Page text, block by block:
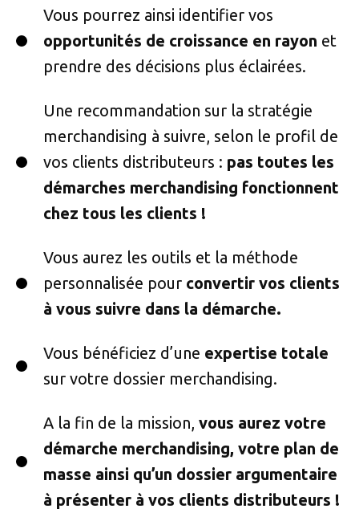
Vous pourrez ainsi identifier vos
opportunités de croissance en rayon et
prendre des décisions plus éclairées.
Une recommandation sur la stratégie
merchandising à suivre, selon le profil de
vos clients distributeurs : pas toutes les
démarches merchandising fonctionnent
chez tous les clients !
Vous aurez les outils et la méthode
personnalisée pour convertir vos clients
à vous suivre dans la démarche.
Vous bénéficiez d’une expertise totale
sur votre dossier merchandising.
A la fin de la mission, vous aurez votre
démarche merchandising, votre plan de
masse ainsi qu’un dossier argumentaire
à présenter à vos clients distributeurs !